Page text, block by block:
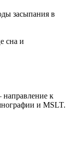
засыпания в
сна и
к
и MSLT.